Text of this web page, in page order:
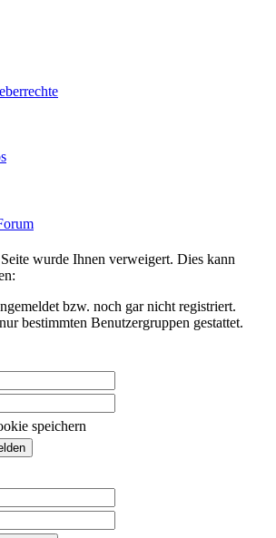
wurde Ihnen verweigert. Dies kann
bzw. noch gar nicht registriert.
bestimmten Benutzergruppen gestattet.
speichern